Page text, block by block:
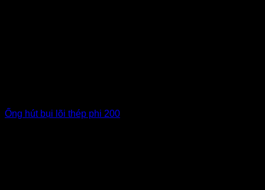
Ống hút bụi lõi thép phi 200